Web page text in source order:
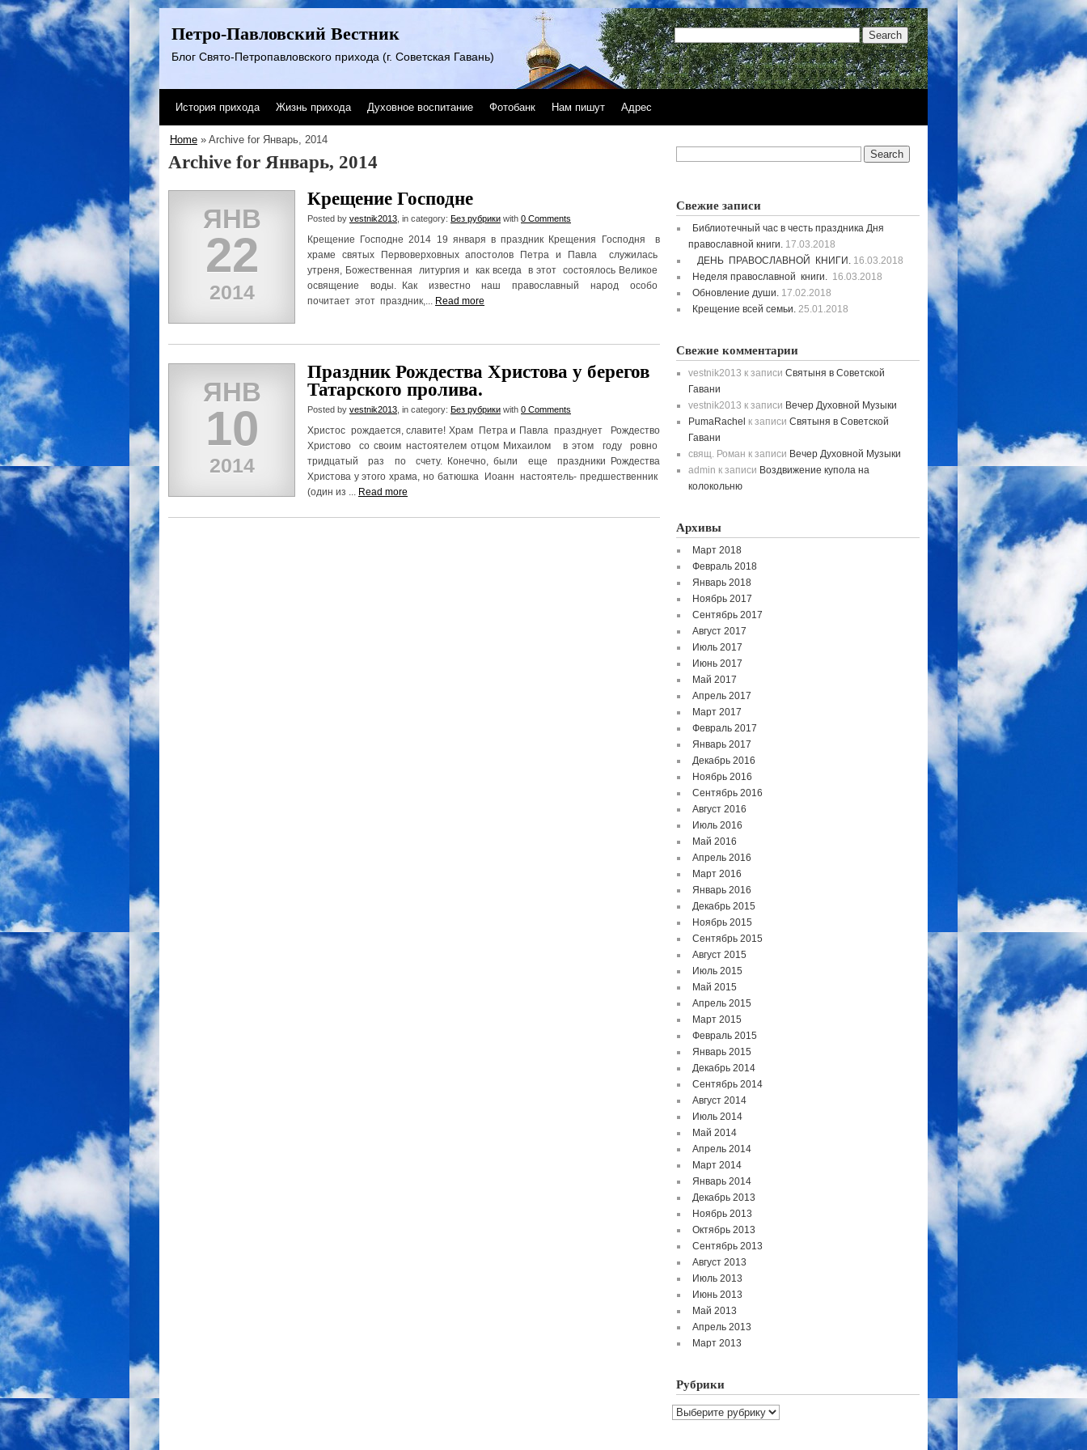
Петро-Павловский Вестник
Блог Свято-Петропавловского прихода (г. Советская Гавань)
История прихода Жизнь прихода Духовное воспитание Фотобанк Нам пишут Адрес
Home » Archive for Январь, 2014
Archive for Январь, 2014
ЯНВ
22
2014
Крещение Господне
Posted by vestnik2013 , in category: Без рубрики with 0 Comments
Крещение Господне 2014 19 января в праздник Крещения Господня в
храме святых Первоверховных апостолов Петра и Павла служилась
утреня, Божественная литургия и как всегда в этот состоялось Великое
освящение воды. Как известно наш православный народ особо
почитает этот праздник,... Read more
ЯНВ
10
2014
Праздник Рождества Христова у берегов
Татарского пролива.
Posted by vestnik2013 , in category: Без рубрики with 0 Comments
Христос рождается, славите! Храм Петра и Павла празднует Рождество
Христово со своим настоятелем отцом Михаилом в этом году ровно
тридцатый раз по счету. Конечно, были еще праздники Рождества
Христова у этого храма, но батюшка Иоанн настоятель- предшественник
(один из ... Read more
Свежие записи
Библиотечный час в честь праздника Дня
православной книги. 17.03.2018
ДЕНЬ ПРАВОСЛАВНОЙ КНИГИ. 16.03.2018
Неделя православной книги. 16.03.2018
Обновление души. 17.02.2018
Крещение всей семьи. 25.01.2018
Свежие комментарии
vestnik2013 к записи Святыня в Советской
Гавани
vestnik2013 к записи Вечер Духовной Музыки
PumaRachel к записи Святыня в Советской
Гавани
свящ. Роман к записи Вечер Духовной Музыки
admin к записи Воздвижение купола на
колокольню
Архивы
Март 2018
Февраль 2018
Январь 2018
Ноябрь 2017
Сентябрь 2017
Август 2017
Июль 2017
Июнь 2017
Май 2017
Апрель 2017
Март 2017
Февраль 2017
Январь 2017
Декабрь 2016
Ноябрь 2016
Сентябрь 2016
Август 2016
Июль 2016
Май 2016
Апрель 2016
Март 2016
Январь 2016
Декабрь 2015
Ноябрь 2015
Сентябрь 2015
Август 2015
Июль 2015
Май 2015
Апрель 2015
Март 2015
Февраль 2015
Январь 2015
Декабрь 2014
Сентябрь 2014
Август 2014
Июль 2014
Май 2014
Апрель 2014
Март 2014
Январь 2014
Декабрь 2013
Ноябрь 2013
Октябрь 2013
Сентябрь 2013
Август 2013
Июль 2013
Июнь 2013
Май 2013
Апрель 2013
Март 2013
Рубрики
Рубрики